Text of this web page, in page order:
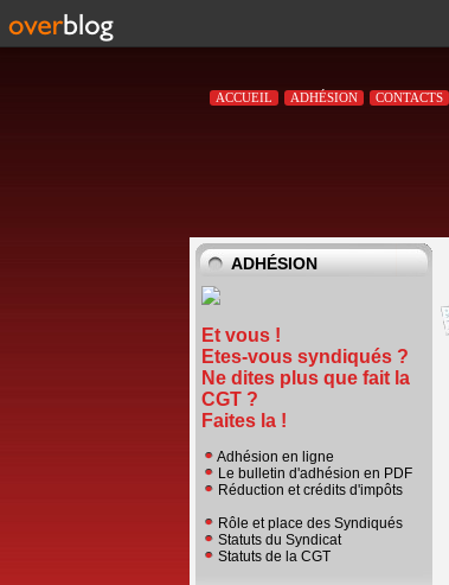
ACCUEIL ADHÉSION CONTACTS
ADHÉSION
Et vous !
Etes-vous syndiqués ?
Ne dites plus que fait la
CGT ?
Faites la !
Adhésion en ligne
Le bulletin d'adhésion en PDF
Réduction et crédits d'impôts
Rôle et place des Syndiqués
Statuts du Syndicat
Statuts de la CGT